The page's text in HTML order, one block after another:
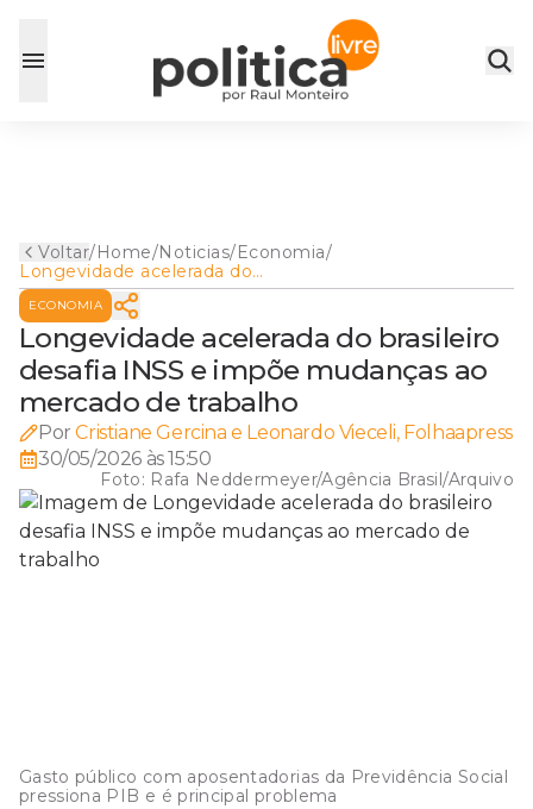
Voltar/Home/Noticias/Economia/
Longevidade acelerada do
brasileiro desafia INSS e
impõe mudanças ao
mercado de trabalho
ECONOMIA
Longevidade acelerada do brasileiro
desafia INSS e impõe mudanças ao
mercado de trabalho
Por Cristiane Gercina e Leonardo Vieceli, Folhaapress
30/05/2026 às 15:50
Foto: Rafa Neddermeyer/Agência Brasil/Arquivo
Gasto público com aposentadorias da Previdência Social
pressiona PIB e é principal problema